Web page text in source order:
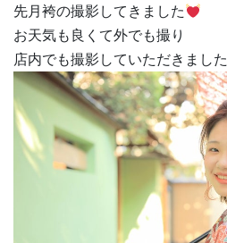
先月袴の撮影してきました
お天気も良くて外でも撮り
店内でも撮影していただきました